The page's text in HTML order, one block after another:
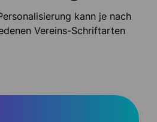
kann je nach
Vereins-Schriftarten